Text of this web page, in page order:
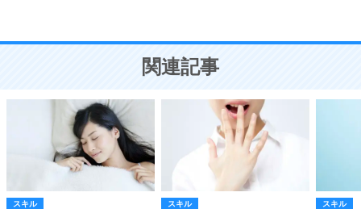
ことが大切。
関連記事
スキル スキル スキル